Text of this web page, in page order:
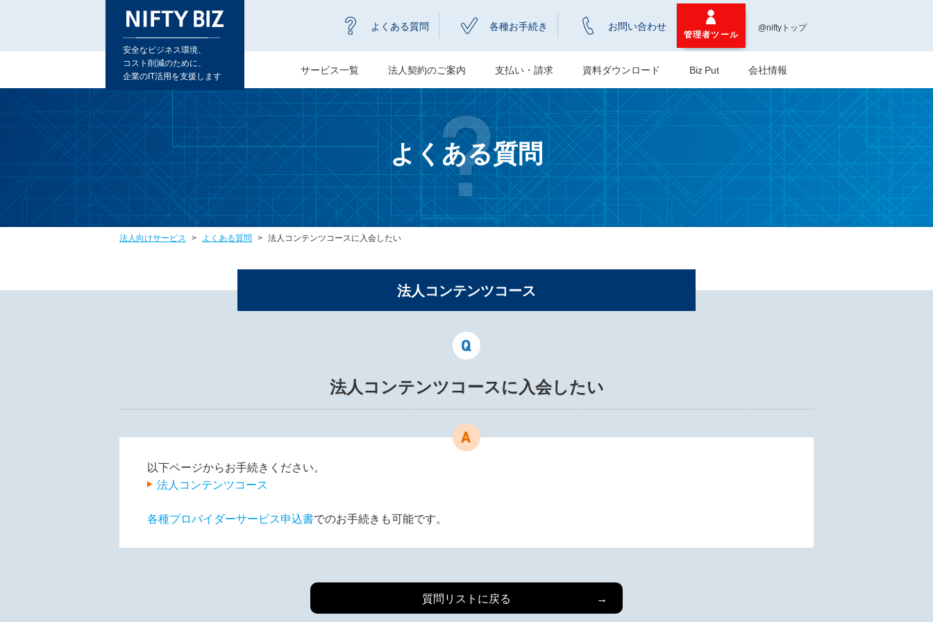
安全なビジネス環境、
コスト削減のために、
企業のIT活用を支援します
よくある質問 各種お手続き お問い合わせ
管理者ツール
@niftyトップ
サービス一覧 法人契約のご案内 支払い・請求 資料ダウンロード Biz Put 会社情報
よくある質問
法人向けサービス よくある質問 法人コンテンツコースに入会したい
法人コンテンツコース
法人コンテンツコースに入会したい
以下ページからお手続きください。
法人コンテンツコース
各種プロバイダーサービス申込書でのお手続きも可能です。
質問リストに戻る